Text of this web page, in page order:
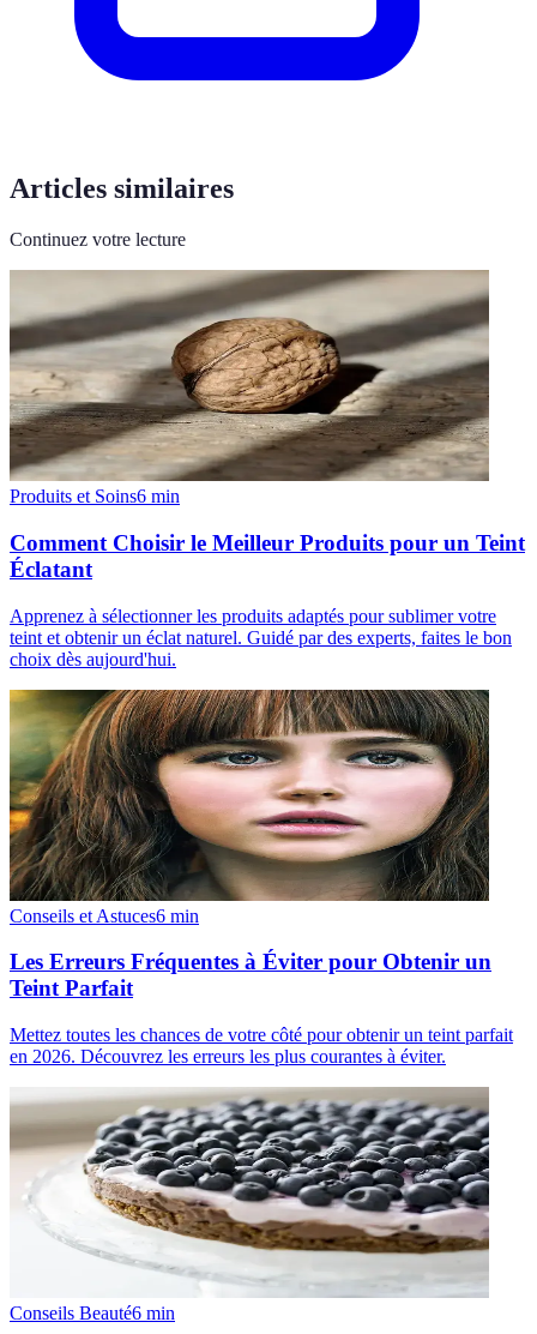
Articles similaires
Continuez votre lecture
Produits et Soins6 min
Comment Choisir le Meilleur Produits pour un Teint
Éclatant
Apprenez à sélectionner les produits adaptés pour sublimer votre
teint et obtenir un éclat naturel. Guidé par des experts, faites le bon
choix dès aujourd'hui.
Conseils et Astuces6 min
Les Erreurs Fréquentes à Éviter pour Obtenir un
Teint Parfait
Mettez toutes les chances de votre côté pour obtenir un teint parfait
en 2026. Découvrez les erreurs les plus courantes à éviter.
Conseils Beauté6 min